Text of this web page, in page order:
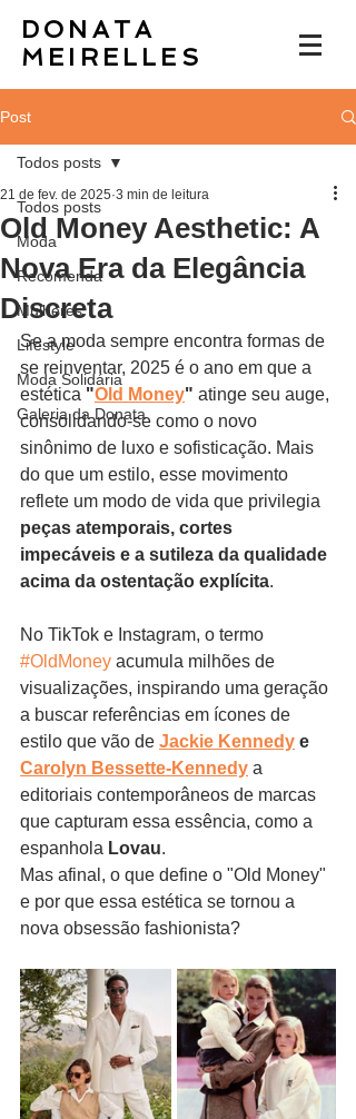
DONATA
MEIRELLES
Post
Todos posts
Moda
Recomenda
Mulheres
Lifestyle
Moda Solidária
Galeria da Donata
Todos posts
Old Money Aesthetic: A
Nova Era da Elegância
Discreta
21 de fev. de 2025 3 min de leitura
Se a moda sempre encontra formas de
se reinventar, 2025 é o ano em que a
estética "Old Money" atinge seu auge,
consolidando-se como o novo
sinônimo de luxo e sofisticação. Mais
do que um estilo, esse movimento
reflete um modo de vida que privilegia
peças atemporais, cortes
impecáveis e a sutileza da qualidade
acima da ostentação explícita.
No TikTok e Instagram, o termo
#OldMoney acumula milhões de
visualizações, inspirando uma geração
a buscar referências em ícones de
estilo que vão de Jackie Kennedy e
Carolyn Bessette-Kennedy a
editoriais contemporâneos de marcas
que capturam essa essência, como a
espanhola Lovau.
Mas afinal, o que define o "Old Money"
e por que essa estética se tornou a
nova obsessão fashionista?